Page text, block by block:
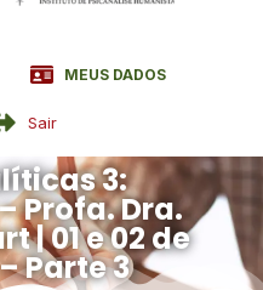
MEUS DADOS
Sair
3:
Profa. Dra.
| 01 e 02 de
Parte 3